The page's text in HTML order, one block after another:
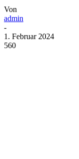
Von
admin
-
1. Februar 2024
560